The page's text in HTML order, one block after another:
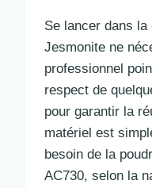
Se lancer dans la
Jesmonite ne
professionnel
respect de
pour garantir la
matériel est
besoin de la
AC730, selon la